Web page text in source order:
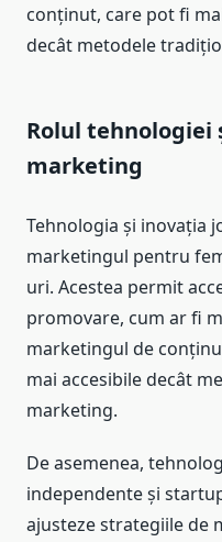
conținut, care pot fi
decât metodele
Rolul tehnologiei
marketing
Tehnologia și inovația
marketingul pentru
uri. Acestea permit
promovare, cum ar fi
marketingul de
mai accesibile decât
marketing.
De asemenea,
independente și
ajusteze strategiile de